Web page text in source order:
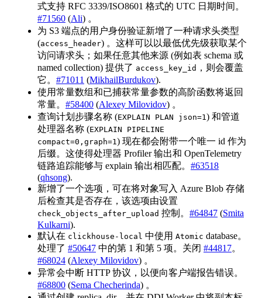
式支持 RFC 3339/ISO8601 格式的 UTC 日期时间。
#71560 (Ali) 。
为 S3 端点的用户身份验证新增了一种请求头类型
(access_header) 。这样可以以最低优先级获取某个
访问请求头；如果任意其他来源 (例如表 schema 或
named collection) 提供了 access_key_id ，则会覆盖
它。 #71011 (MikhailBurdukov).
使用常量数组和已捕获常量参数的高阶函数将返回
常量。 #58400 (Alexey Milovidov) 。
查询计划步骤名称 (EXPLAIN PLAN json=1 ) 和管道
处理器名称 (EXPLAIN PIPELINE
compact=0,graph=1 ) 现在都会附带一个唯一 id 作为
后缀。这使得处理器 Profiler 输出和 OpenTelemetry
链路追踪能够与 explain 输出相匹配。 #63518
(qhsong).
新增了一个选项，可在将对象写入 Azure Blob 存储
后检查其是否存在，该选项由设置
check_objects_after_upload 控制。 #64847 (Smita
Kulkarni).
默认在 clickhouse-local 中使用 Atomic database。
处理了 #50647 中的第 1 和第 5 项。关闭 #44817。
#68024 (Alexey Milovidov) 。
异常会中断 HTTP 协议，以便向客户端报告错误。
#68800 (Sema Checherinda) 。